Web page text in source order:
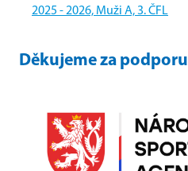
2025 - 2026, Muži A, 3. ČFL
Děkujeme za podporu